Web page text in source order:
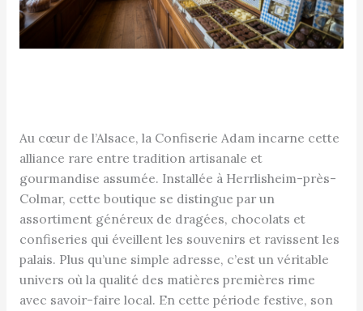
Au cœur de l’Alsace, la Confiserie Adam incarne cette
alliance rare entre tradition artisanale et
gourmandise assumée. Installée à Herrlisheim-près-
Colmar, cette boutique se distingue par un
assortiment généreux de dragées, chocolats et
confiseries qui éveillent les souvenirs et ravissent les
palais. Plus qu’une simple adresse, c’est un véritable
univers où la qualité des matières premières rime
avec savoir-faire local. En cette période festive, son